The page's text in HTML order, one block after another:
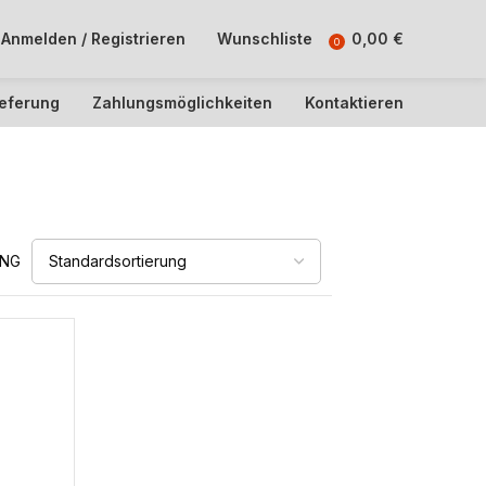
Anmelden / Registrieren Wunschliste 0 0,00 €
Zahlungsmöglichkeiten Kontaktieren